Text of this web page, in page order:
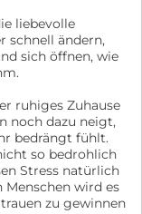
liebevolle
schnell ändern,
sich öffnen, wie
ruhiges Zuhause
noch dazu neigt,
bedrängt fühlt.
so bedrohlich
Stress natürlich
wird es
zu gewinnen